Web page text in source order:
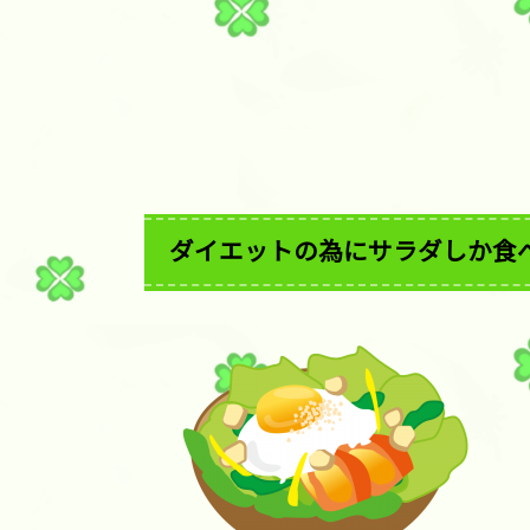
ダイエットの為にサラダしか食